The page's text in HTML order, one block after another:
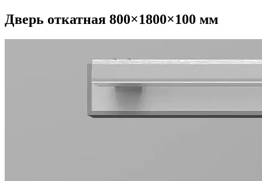
Дверь откатная 800×1800×100 мм